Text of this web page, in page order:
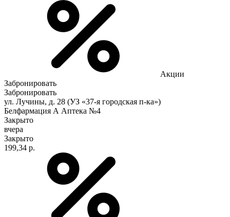
Акции
Забронировать
Забронировать
ул. Лучины, д. 28 (УЗ «37-я городская п-ка»)
Белфармация А Аптека №4
Закрыто
вчера
Закрыто
199,34 р.